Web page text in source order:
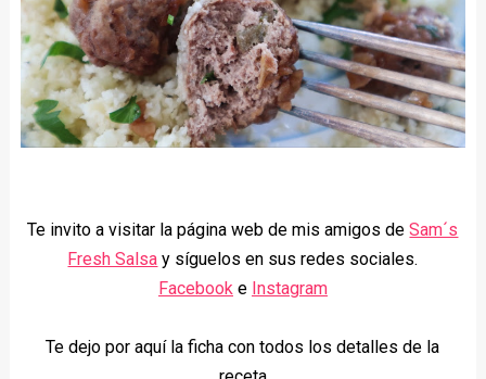
Te invito a visitar la página web de mis amigos deSam´s
Fresh Salsa y síguelos en sus redes sociales.
Facebook e Instagram
Te dejo por aquí la ficha con todos los detalles de la